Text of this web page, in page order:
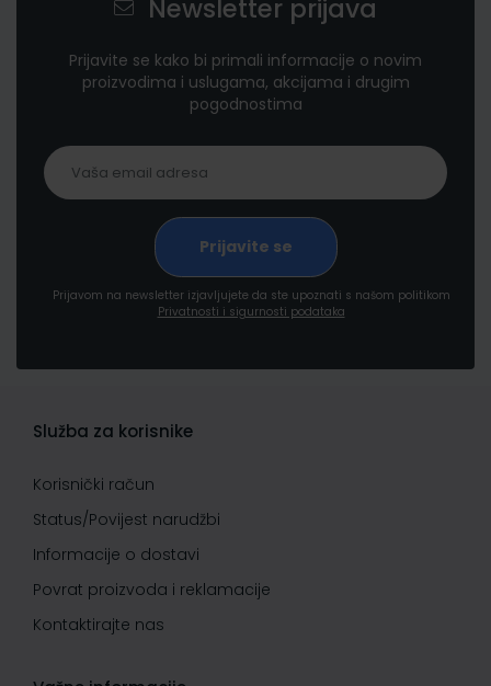
Newsletter prijava
Prijavite se kako bi primali informacije o novim
proizvodima i uslugama, akcijama i drugim
pogodnostima
Prijavom na newsletter izjavljujete da ste upoznati s našom politikom
Privatnosti i sigurnosti podataka
Služba za korisnike
Korisnički račun
Status/Povijest narudžbi
Informacije o dostavi
Povrat proizvoda i reklamacije
Kontaktirajte nas